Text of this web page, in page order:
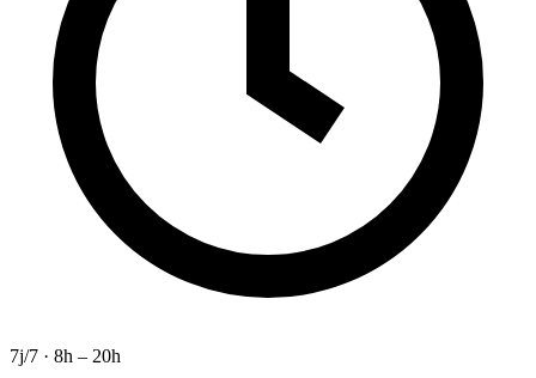
7j/7 · 8h – 20h